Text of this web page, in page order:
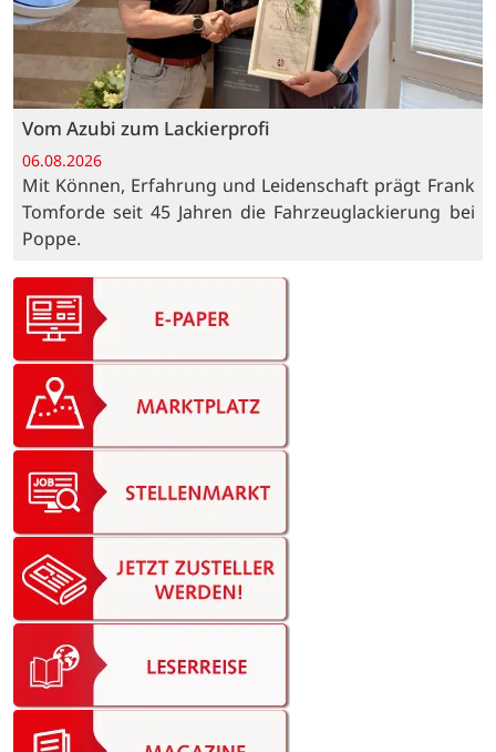
Vom Azubi zum Lackierprofi
06.08.2026
Mit Können, Erfahrung und Leidenschaft prägt Frank
Tomforde seit 45 Jahren die Fahrzeuglackierung bei
Poppe.